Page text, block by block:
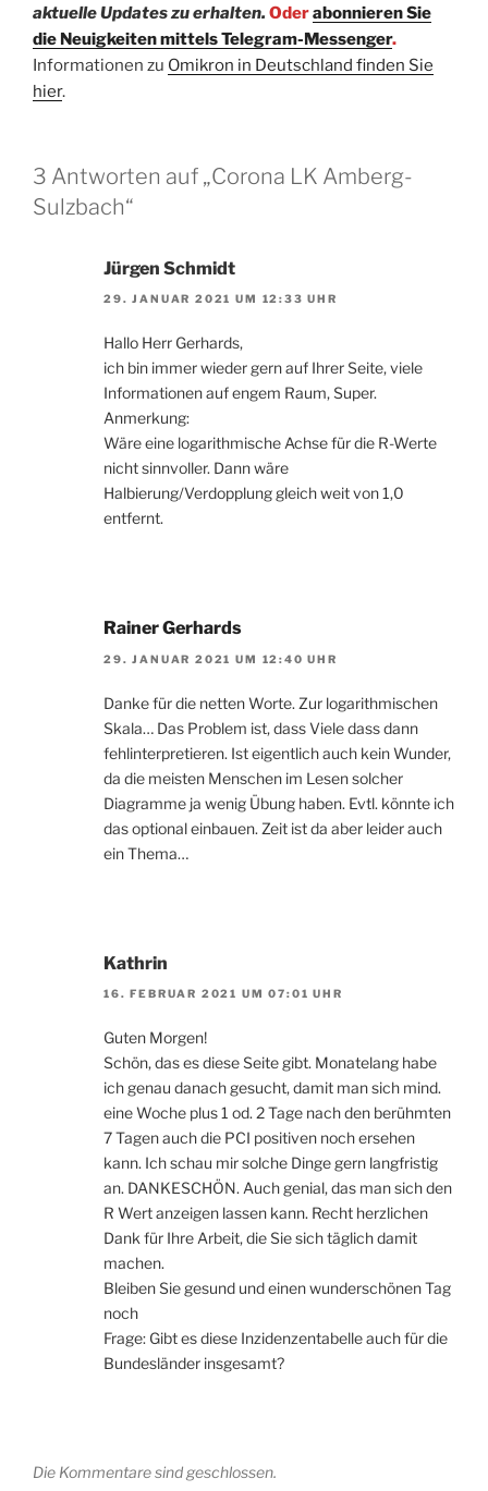
aktuelle Updates zu erhalten. Oderabonnieren Sie
die Neuigkeiten mittels Telegram-Messenger.
Informationen zu Omikron in Deutschland finden Sie
hier.
3 Antworten auf „Corona LK Amberg-
Sulzbach“
Jürgen Schmidt
29. JANUAR 2021 UM 12:33 UHR
Hallo Herr Gerhards,
ich bin immer wieder gern auf Ihrer Seite, viele
Informationen auf engem Raum, Super.
Anmerkung:
Wäre eine logarithmische Achse für die R-Werte
nicht sinnvoller. Dann wäre
Halbierung/Verdopplung gleich weit von 1,0
entfernt.
Rainer Gerhards
29. JANUAR 2021 UM 12:40 UHR
Danke für die netten Worte. Zur logarithmischen
Skala… Das Problem ist, dass Viele dass dann
fehlinterpretieren. Ist eigentlich auch kein Wunder,
da die meisten Menschen im Lesen solcher
Diagramme ja wenig Übung haben. Evtl. könnte ich
das optional einbauen. Zeit ist da aber leider auch
ein Thema…
Kathrin
16. FEBRUAR 2021 UM 07:01 UHR
Guten Morgen!
Schön, das es diese Seite gibt. Monatelang habe
ich genau danach gesucht, damit man sich mind.
eine Woche plus 1 od. 2 Tage nach den berühmten
7 Tagen auch die PCI positiven noch ersehen
kann. Ich schau mir solche Dinge gern langfristig
an. DANKESCHÖN. Auch genial, das man sich den
R Wert anzeigen lassen kann. Recht herzlichen
Dank für Ihre Arbeit, die Sie sich täglich damit
machen.
Bleiben Sie gesund und einen wunderschönen Tag
noch
Frage: Gibt es diese Inzidenzentabelle auch für die
Bundesländer insgesamt?
Die Kommentare sind geschlossen.